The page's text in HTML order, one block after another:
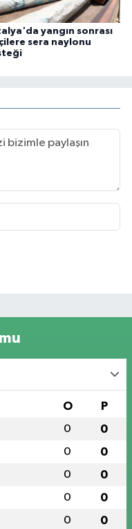
yangın sonrası
sera naylonu
O P
0 0
0 0
0 0
0 0
0 0